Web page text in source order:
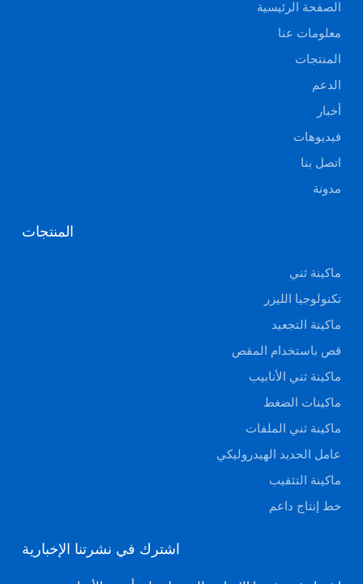
الصفحة الرئيسية
معلومات عنا
المنتجات
الدعم
أخبار
فيديوهات
اتصل بنا
مدونة
المنتجات
ماكينة ثني
تكنولوجيا الليزر
ماكينة التجعيد
قص باستخدام المقص
ماكينة ثني الأنابيب
ماكينات الضغط
ماكينة ثني الملفات
عامل الحديد الهيدروليكي
ماكينة التثقيب
خط إنتاج داعم
اشترك في نشرتنا الإخبارية